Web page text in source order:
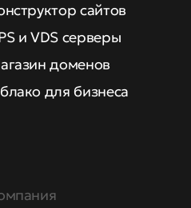
сайтов
и VDS серверы
доменов
для бизнеса